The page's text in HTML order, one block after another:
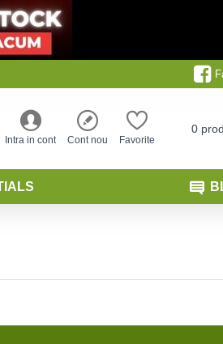
Intra in cont Cont nou Favorite
0